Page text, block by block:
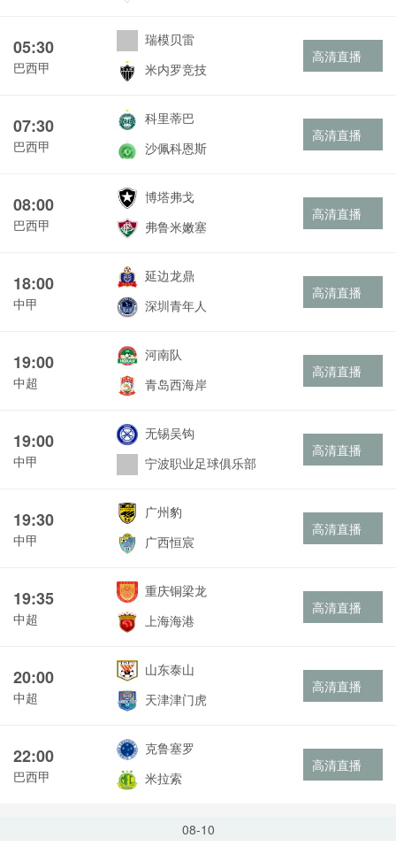
05:30
巴西甲
瑞模贝雷
米内罗竞技
高清直播
07:30
巴西甲
科里蒂巴
沙佩科恩斯
高清直播
08:00
巴西甲
博塔弗戈
弗鲁米嫩塞
高清直播
18:00
中甲
延边龙鼎
深圳青年人
高清直播
19:00
中超
河南队
青岛西海岸
高清直播
19:00
中甲
无锡吴钩
宁波职业足球俱乐部
高清直播
19:30
中甲
广州豹
广西恒宸
高清直播
19:35
中超
重庆铜梁龙
上海海港
高清直播
20:00
中超
山东泰山
天津津门虎
高清直播
22:00
巴西甲
克鲁塞罗
米拉索
高清直播
08-10